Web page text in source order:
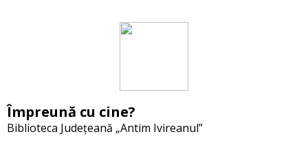
Împreună cu cine?
Biblioteca Județeană „Antim Ivireanul”